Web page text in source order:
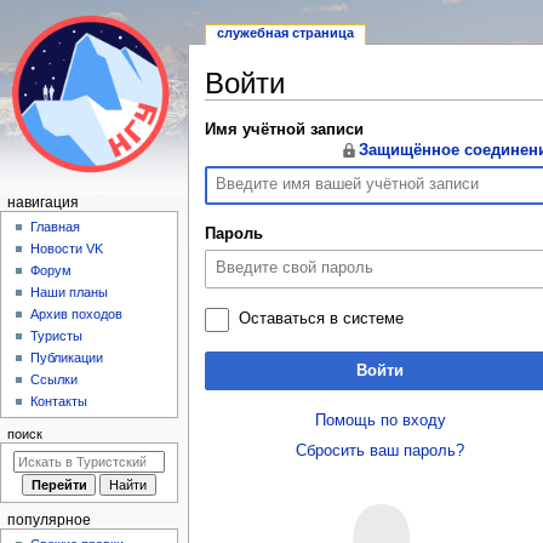
Войти
Перейти
навигации
Перейти
поиску
Имя учётной записи
Защищённое
Пароль
Оставаться в системе
Войти
Помощь по входу
Сбросить ваш пароль?
Н
я
служебная страница
навигация
Главная
Новости VK
Форум
Наши планы
Архив походов
Туристы
Публикации
Ссылки
Контакты
поиск
популярное